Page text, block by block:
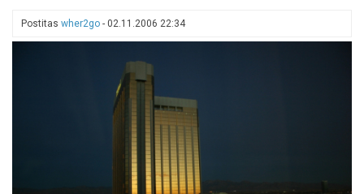
Postitas wher2go - 02.11.2006 22:34